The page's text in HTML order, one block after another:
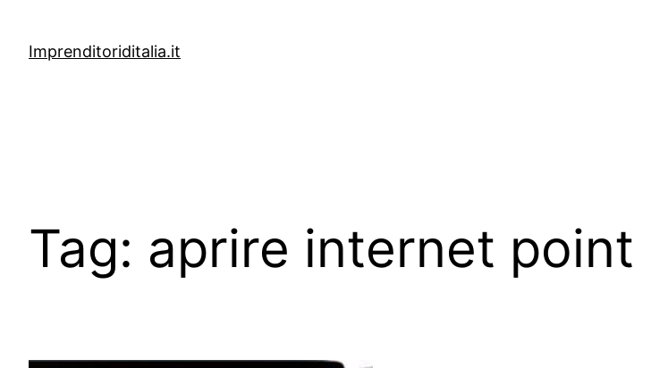
contenuto
Imprenditoriditalia.it
Tag: aprire internet point